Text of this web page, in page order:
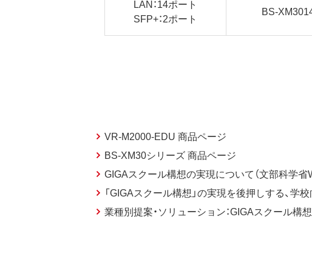
LAN：14ポート
SFP+：2ポート
BS-
VR-M2000-EDU 商品ページ
BS-XM30シリーズ 商品ページ
GIGAスクール構想の実現について（文部科学省
「GIGAスクール構想」の実現を後押しする、
業種別提案・ソリューション：GIGAスクール構